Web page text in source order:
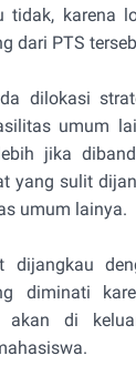
tidak, karena
dari PTS
dilokasi
umum
jika
yang sulit
umum lainya.
dijangkau
diminati
akan di